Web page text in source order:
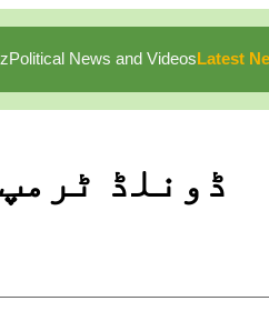
Political News and VideosLatest
ڈونلڈ